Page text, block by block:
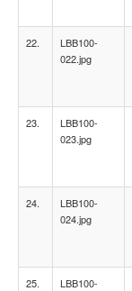
22.
LBB100-
022.jpg
23.
LBB100-
023.jpg
24.
LBB100-
024.jpg
25.
LBB100-